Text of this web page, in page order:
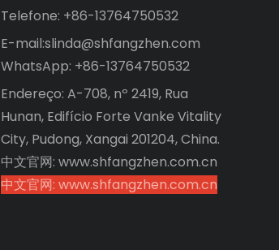
Telefone: +86-13764750532
E-mail:slinda@shfangzhen.com
WhatsApp: +86-13764750532
Endereço: A-708, nº 2419, Rua
Hunan, Edifício Forte Vanke Vitality
City, Pudong, Xangai 201204, China.
中文官网: www.shfangzhen.com.cn
中文官网: www.shfangzhen.com.cn